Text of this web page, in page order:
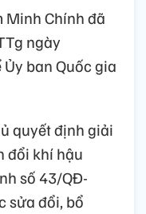
Minh Chính đã
ngày
ban Quốc gia
quyết định giải
đổi khí hậu
số 43/QĐ-
sửa đổi, bổ